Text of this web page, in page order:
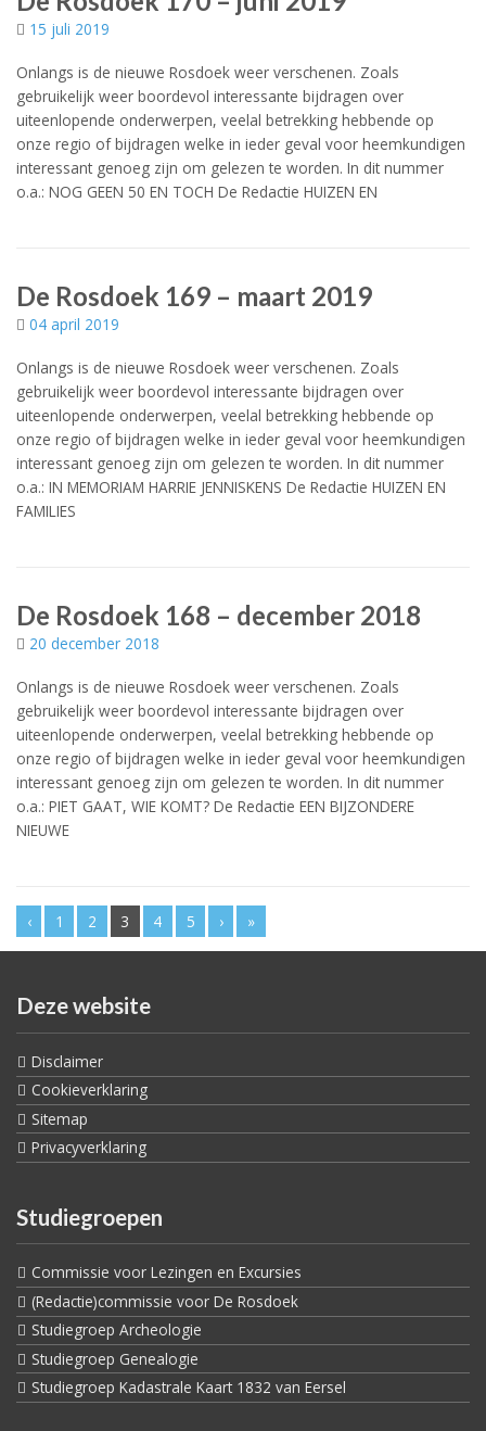
15 juli 2019
Onlangs is de nieuwe Rosdoek weer verschenen. Zoals
gebruikelijk weer boordevol interessante bijdragen over
uiteenlopende onderwerpen, veelal betrekking hebbende op
onze regio of bijdragen welke in ieder geval voor heemkundigen
interessant genoeg zijn om gelezen te worden. In dit nummer
o.a.: NOG GEEN 50 EN TOCH De Redactie HUIZEN EN
De Rosdoek 169 – maart 2019
04 april 2019
Onlangs is de nieuwe Rosdoek weer verschenen. Zoals
gebruikelijk weer boordevol interessante bijdragen over
uiteenlopende onderwerpen, veelal betrekking hebbende op
onze regio of bijdragen welke in ieder geval voor heemkundigen
interessant genoeg zijn om gelezen te worden. In dit nummer
o.a.: IN MEMORIAM HARRIE JENNISKENS De Redactie HUIZEN EN
FAMILIES
De Rosdoek 168 – december 2018
20 december 2018
Onlangs is de nieuwe Rosdoek weer verschenen. Zoals
gebruikelijk weer boordevol interessante bijdragen over
uiteenlopende onderwerpen, veelal betrekking hebbende op
onze regio of bijdragen welke in ieder geval voor heemkundigen
interessant genoeg zijn om gelezen te worden. In dit nummer
o.a.: PIET GAAT, WIE KOMT? De Redactie EEN BIJZONDERE
NIEUWE
‹ 1 2 3 4 5 › »
Deze website
Disclaimer
Cookieverklaring
Sitemap
Privacyverklaring
Studiegroepen
Commissie voor Lezingen en Excursies
(Redactie)commissie voor De Rosdoek
Studiegroep Archeologie
Studiegroep Genealogie
Studiegroep Kadastrale Kaart 1832 van Eersel